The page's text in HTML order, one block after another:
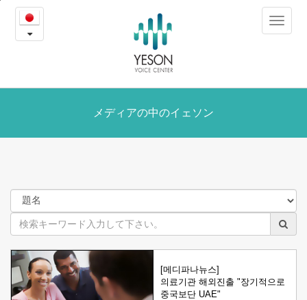
メ
デ
ア
中
イ
ェ
ソ
ン
Toggle
メディアの中のイェソン
[메디파나뉴스]
의료기관 해외진출 "장기적으로
중국보단 UAE"